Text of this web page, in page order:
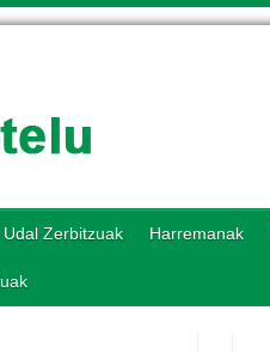
Udal Zerbitzuak Harremanak